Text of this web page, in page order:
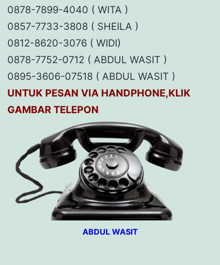
0878-7899-4040 ( WITA )
0857-7733-3808 ( SHEILA )
0812-8620-3076 ( WIDI)
0878-7752-0712 ( ABDUL WASIT )
0895-3606-07518 ( ABDUL WASIT )
UNTUK PESAN VIA HANDPHONE,KLIK
GAMBAR TELEPON
ABDUL WASIT